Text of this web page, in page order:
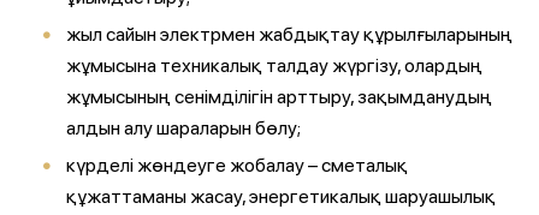
жыл сайын электрмен жабдықтау құрылғыларының
жұмысына техникалық талдау жүргізу, олардың
жұмысының сенімділігін арттыру, зақымданудың
алдын алу шараларын бөлу;
күрделі жөндеуге жобалау – сметалық
құжаттаманы жасау, энергетикалық шаруашылық